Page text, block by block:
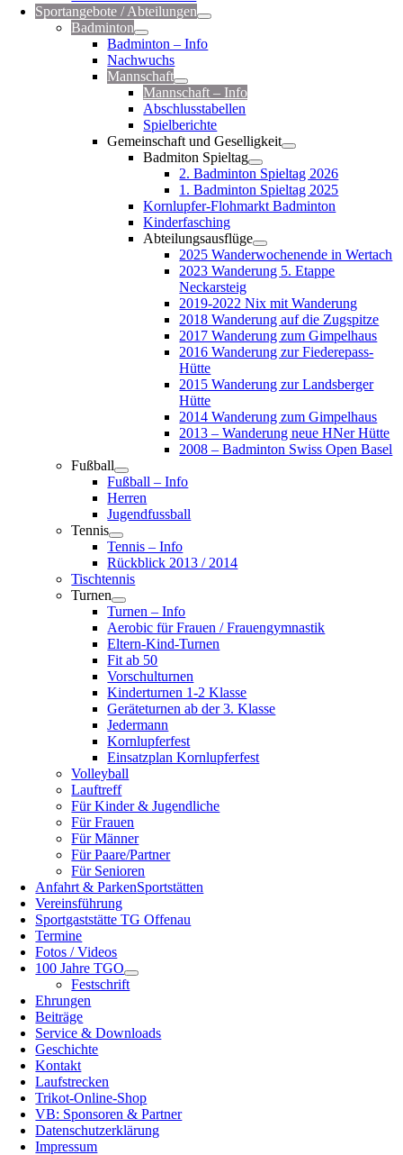
Sportangebote / Abteilungen
Badminton
Badminton – Info
Nachwuchs
Mannschaft
Mannschaft – Info
Abschlusstabellen
Spielberichte
Gemeinschaft und Geselligkeit
Badmiton Spieltag
2. Badminton Spieltag 2026
1. Badminton Spieltag 2025
Kornlupfer-Flohmarkt Badminton
Kinderfasching
Abteilungsausflüge
2025 Wanderwochenende in Wertach
2023 Wanderung 5. Etappe
Neckarsteig
2019-2022 Nix mit Wanderung
2018 Wanderung auf die Zugspitze
2017 Wanderung zum Gimpelhaus
2016 Wanderung zur Fiederepass-
Hütte
2015 Wanderung zur Landsberger
Hütte
2014 Wanderung zum Gimpelhaus
2013 – Wanderung neue HNer Hütte
2008 – Badminton Swiss Open Basel
Fußball
Fußball – Info
Herren
Jugendfussball
Tennis
Tennis – Info
Rückblick 2013 / 2014
Tischtennis
Turnen
Turnen – Info
Aerobic für Frauen / Frauengymnastik
Eltern-Kind-Turnen
Fit ab 50
Vorschulturnen
Kinderturnen 1-2 Klasse
Geräteturnen ab der 3. Klasse
Jedermann
Kornlupferfest
Einsatzplan Kornlupferfest
Volleyball
Lauftreff
Für Kinder & Jugendliche
Für Frauen
Für Männer
Für Paare/Partner
Für Senioren
Anfahrt & ParkenSportstätten
Vereinsführung
Sportgaststätte TG Offenau
Termine
Fotos / Videos
100 Jahre TGO
Festschrift
Ehrungen
Beiträge
Service & Downloads
Geschichte
Kontakt
Laufstrecken
Trikot-Online-Shop
VB: Sponsoren & Partner
Datenschutzerklärung
Impressum